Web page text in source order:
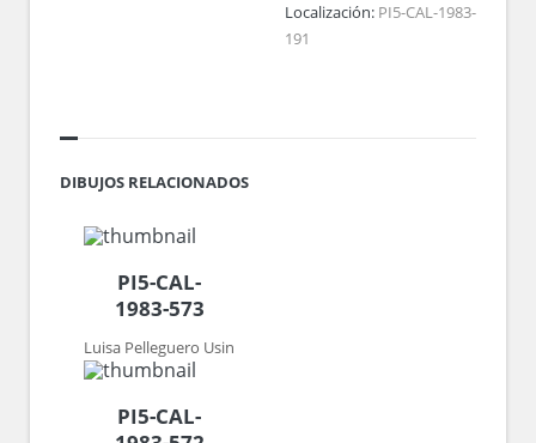
Localización: PI5-CAL-1983-
191
DIBUJOS RELACIONADOS
PI5-CAL-
1983-573
Luisa Pelleguero Usin
PI5-CAL-